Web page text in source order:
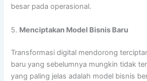
besar pada operasional.
5. Menciptakan Model Bisnis Baru
Transformasi digital mendorong
baru yang sebelumnya mungkin tidak
yang paling jelas adalah model bisnis